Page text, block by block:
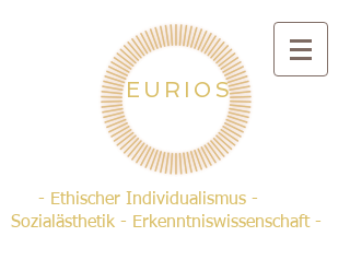
EURIOS
- Ethischer Individualismus -
Sozialästhetik - Erkenntniswissenschaft -